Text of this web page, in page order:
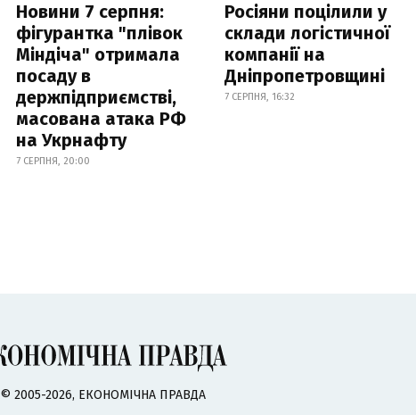
Новини 7 серпня:
фігурантка "плівок
Міндіча" отримала
посаду в
держпідприємстві,
масована атака РФ
на Укрнафту
7 СЕРПНЯ, 20:00
Росіяни поцілили у
склади логістичної
компанії на
Дніпропетровщині
7 СЕРПНЯ, 16:32
© 2005-2026, ЕКОНОМІЧНА ПРАВДА